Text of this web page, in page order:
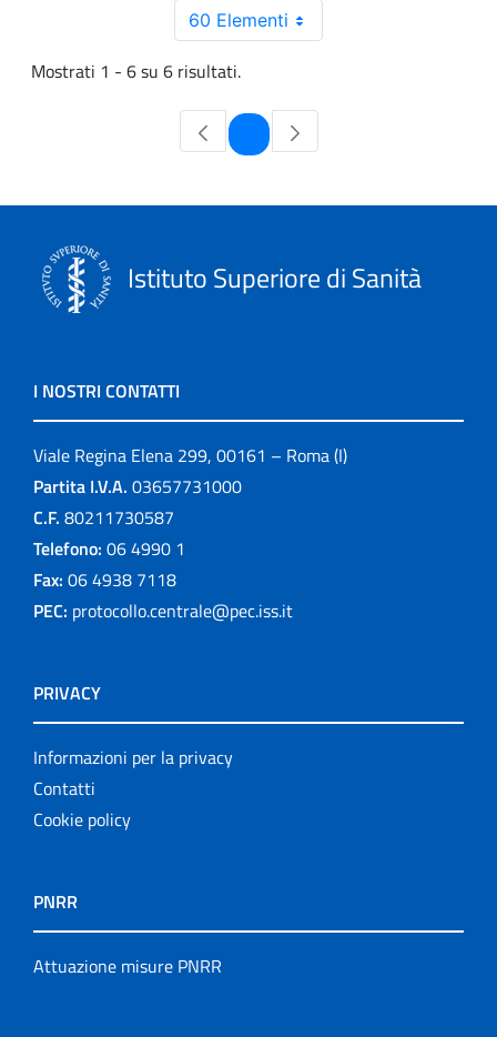
60 Elementi
Mostrati 1 - 6 su 6 risultati.
Pagina
Istituto Superiore di Sanità
I NOSTRI CONTATTI
Viale Regina Elena 299, 00161 – Roma (I)
Partita I.V.A. 03657731000
C.F. 80211730587
Telefono: 06 4990 1
Fax: 06 4938 7118
PEC: protocollo.centrale@pec.iss.it
PRIVACY
Informazioni per la privacy
Contatti
Cookie policy
PNRR
Attuazione misure PNRR